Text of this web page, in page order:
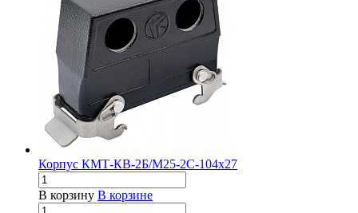
Корпус КМТ-КВ-2Б/М25-2С-104х27
В корзину В корзине